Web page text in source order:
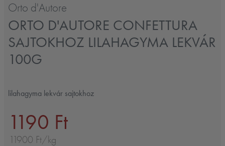
Orto d'Autore
ORTO D'AUTORE CONFETTURA
SAJTOKHOZ LILAHAGYMA LEKVÁR
100G
lilahagyma lekvár sajtokhoz
1190 Ft
11900 Ft/kg